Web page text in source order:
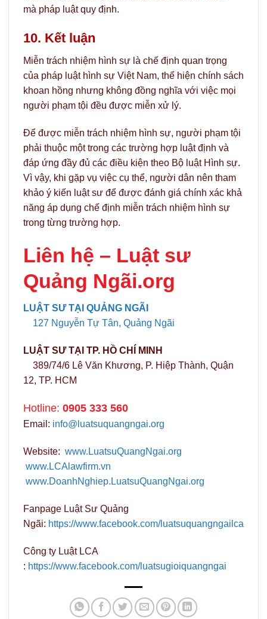
mà pháp luật quy định.
10. Kết luận
Miễn trách nhiệm hình sự là chế định quan trọng
của pháp luật hình sự Việt Nam, thể hiện chính sách
khoan hồng nhưng không đồng nghĩa với việc mọi
người phạm tội đều được miễn xử lý.
Để được miễn trách nhiệm hình sự, người phạm tội
phải thuộc một trong các trường hợp luật định và
đáp ứng đầy đủ các điều kiện theo Bộ luật Hình sự.
Vì vậy, khi gặp vụ việc cụ thể, người dân nên tham
khảo ý kiến luật sư để được đánh giá chính xác khả
năng áp dụng chế định miễn trách nhiệm hình sự
trong từng trường hợp.
Liên hệ – Luật sư
Quảng Ngãi.org
LUẬT SƯ TẠI QUẢNG NGÃI
127 Nguyễn Tự Tân, Quảng Ngãi
LUẬT SƯ TẠI TP. HỒ CHÍ MINH
389/74/6 Lê Văn Khương, P. Hiệp Thành, Quận
12, TP. HCM
Hotline: 0905 333 560
Email: info@luatsuquangngai.org
Website: www.LuatsuQuangNgai.org
www.LCAlawfirm.vn
www.DoanhNghiep.LuatsuQuangNgai.org
Fanpage Luật Sư Quảng
Ngãi: https://www.facebook.com/luatsuquangngailca
Công ty Luật LCA
: https://www.facebook.com/luatsugioiquangngai